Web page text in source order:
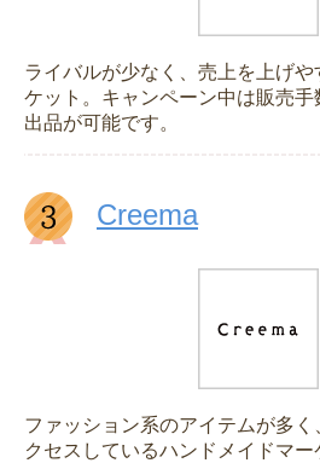
ライバルが少なく、売上を上げ
ケット。キャンペーン中は販売
出品が可能です。
Creema
ファッション系のアイテムが多
クセスしているハンドメイドマ